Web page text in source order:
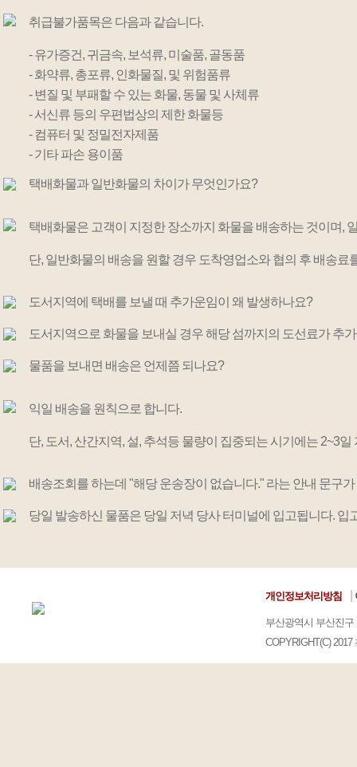
취급불가품목은 다음과 같습니다.
- 유가증건, 귀금속, 보석류, 미술품, 골동품
- 화약류, 총포류, 인화물질, 및 위험품류
- 변질 및 부패할 수 있는 화물, 동물 및 사체류
- 서신류 등의 우편법상의 제한 화물등
- 컴퓨터 및 정밀전자제품
- 기타 파손 용이품
택배화물과 일반화물의 차이가 무엇인가요?
택배화물은 고객이 지정한 장소까지 화물을 배송하는 것이며,
단, 일반화물의 배송을 원할 경우 도착영업소와 협의 후 배송
도서지역에 택배를 보낼 때 추가운임이 왜 발생하나요?
도서지역으로 화물을 보내실 경우 해당 섬까지의 도선료가 추
물품을 보내면 배송은 언제쯤 되나요?
익일 배송을 원칙으로 합니다.
단, 도서, 산간지역, 설, 추석등 물량이 집중되는 시기에는 2~3일
배송조회를 하는데 "해당 운송장이 없습니다." 라는 안내 문구
당일 발송하신 물품은 당일 저녁 당사 터미널에 입고됩니다.
부산광역시 부산진구
COPYRIGHT(C)
개인정보처리방침